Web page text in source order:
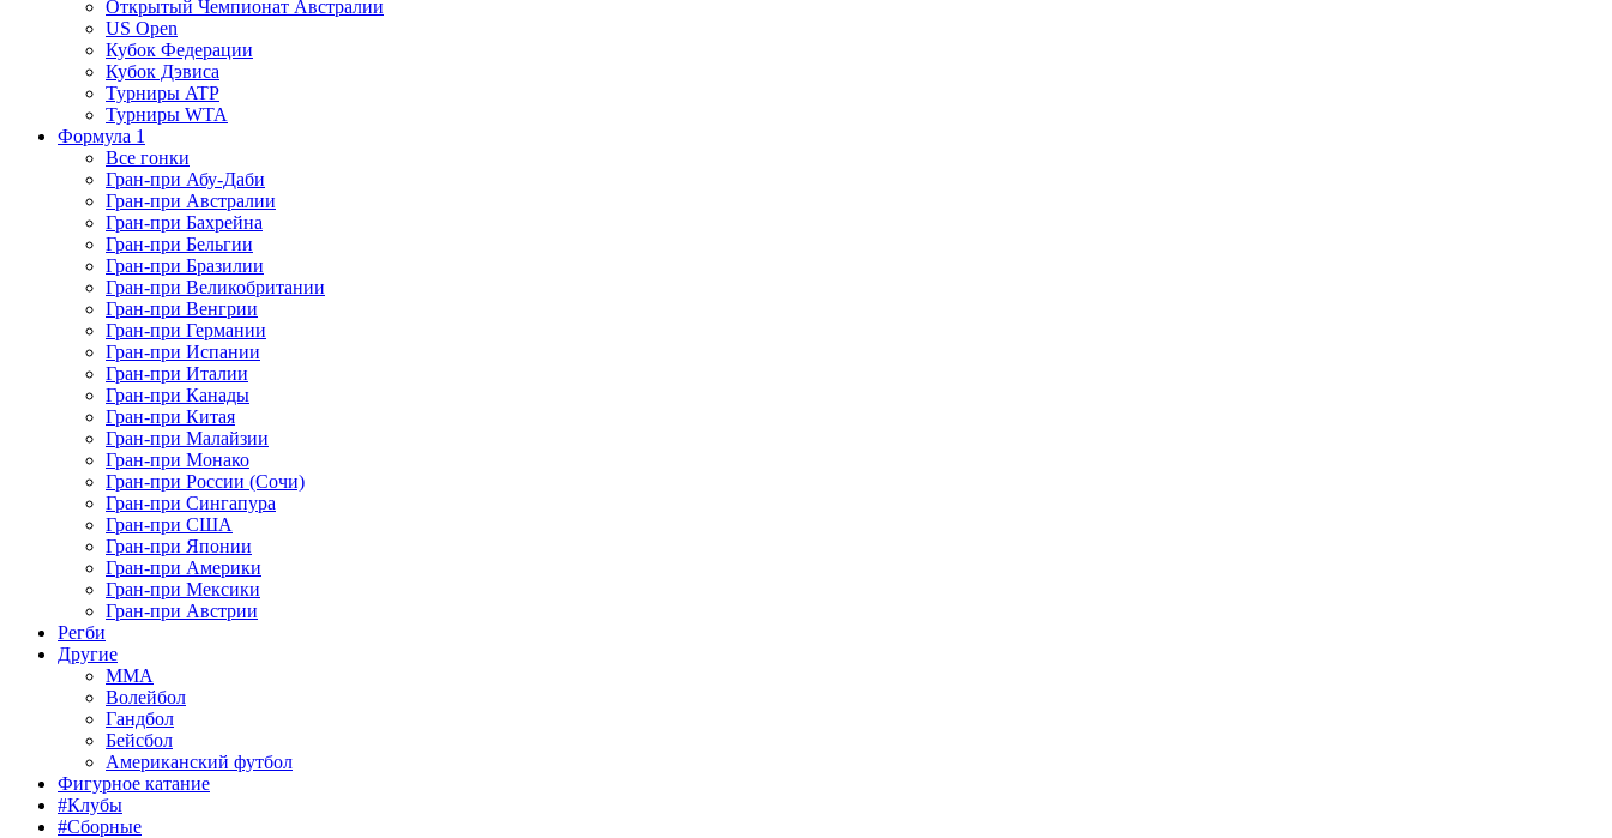
Открытый Чемпионат Австралии
US Open
Кубок Федерации
Кубок Дэвиса
Турниры ATP
Турниры WTA
Формула 1
Все гонки
Гран-при Абу-Даби
Гран-при Австралии
Гран-при Бахрейна
Гран-при Бельгии
Гран-при Бразилии
Гран-при Великобритании
Гран-при Венгрии
Гран-при Германии
Гран-при Испании
Гран-при Италии
Гран-при Канады
Гран-при Китая
Гран-при Малайзии
Гран-при Монако
Гран-при России (Сочи)
Гран-при Сингапура
Гран-при США
Гран-при Японии
Гран-при Америки
Гран-при Мексики
Гран-при Австрии
Регби
Другие
MMA
Волейбол
Гандбол
Бейсбол
Американский футбол
Фигурное катание
#Клубы
#Сборные